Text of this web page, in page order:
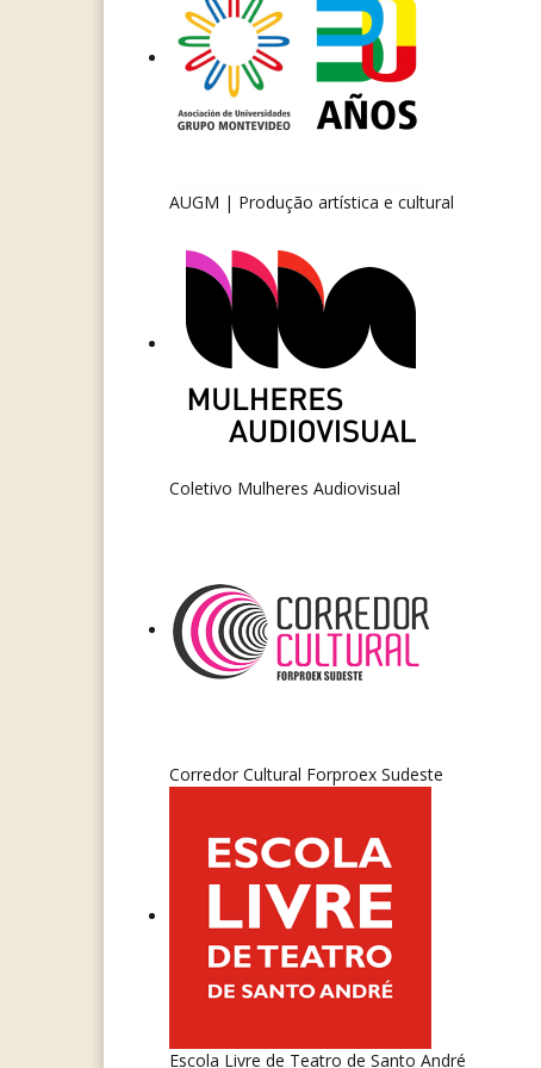
AUGM | Produção artística e cultural
Coletivo Mulheres Audiovisual
Corredor Cultural Forproex Sudeste
Escola Livre de Teatro de Santo André